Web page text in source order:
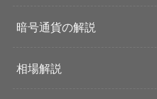
暗号通貨の解説
相場解説